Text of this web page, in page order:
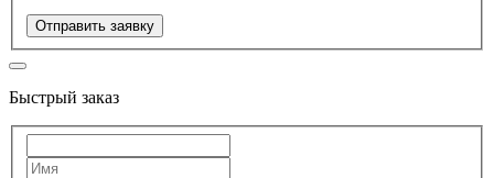
Отправить заявку
Быстрый заказ